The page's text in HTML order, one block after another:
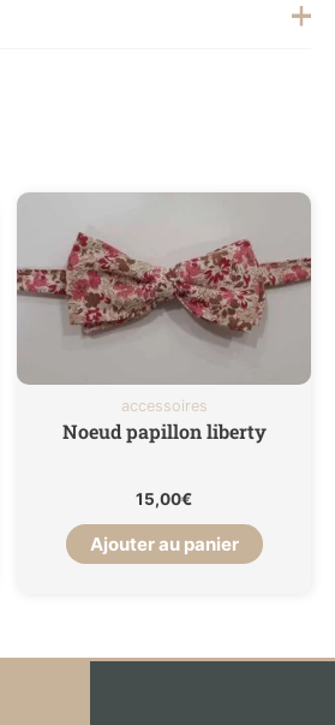
accessoires
Noeud papillon liberty
15,00€
Ajouter au panier